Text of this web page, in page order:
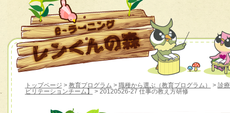
トップページ > 教育プログラム > 職種から選ぶ（教育プログラム） > 診
ビリテーションチーム】
> 20120526-27 仕事の教え方研修